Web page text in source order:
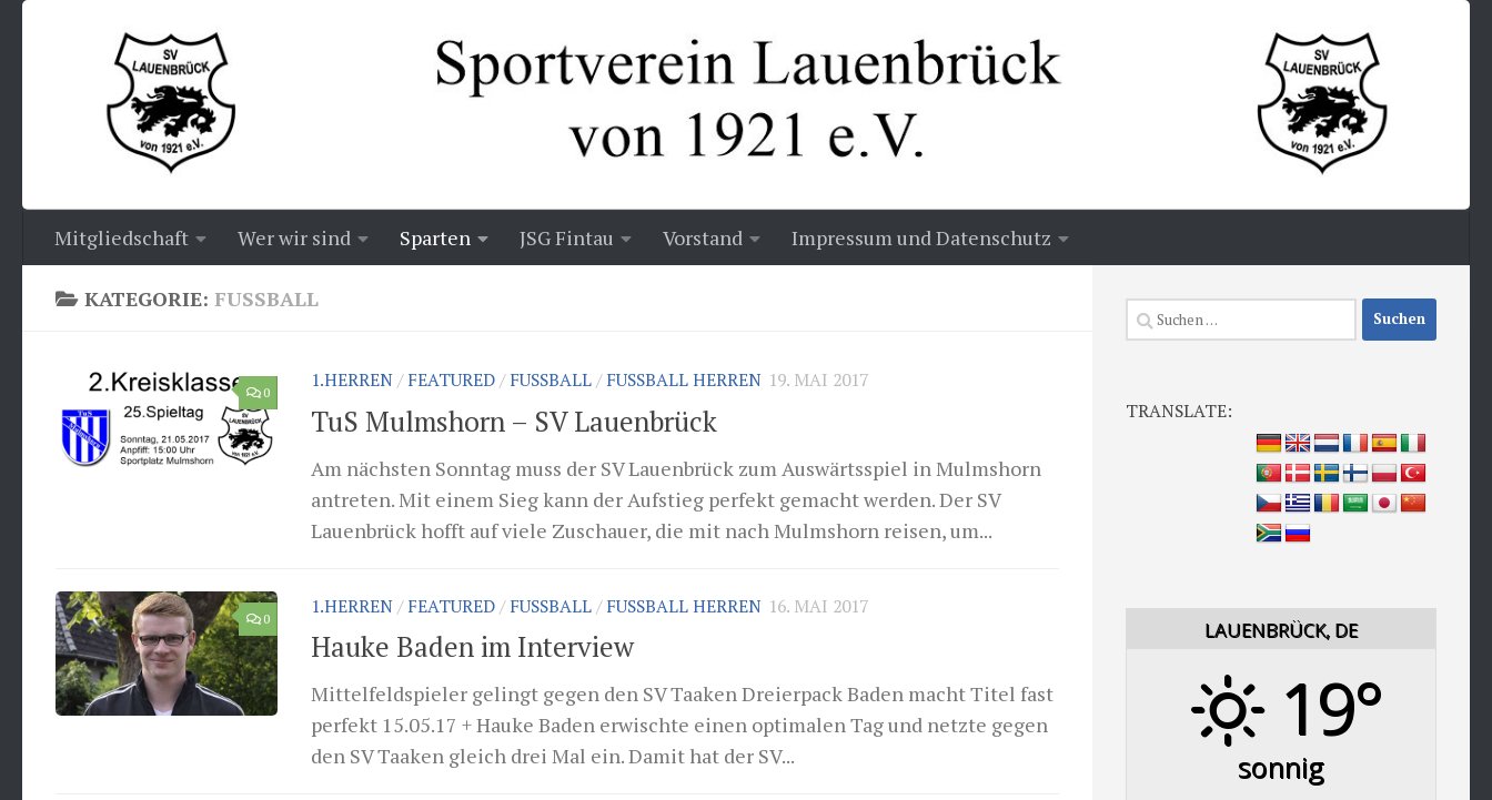
Zum Inhalt springen
Mitgliedschaft Wer wir sind Sparten JSG Fintau Vorstand Impressum und Datenschutz
KATEGORIE: FUSSBALL
0
1.HERREN/FEATURED/FUSSBALL/FUSSBALL HERREN 19. MAI 2017
TuS Mulmshorn – SV Lauenbrück
Am nächsten Sonntag muss der SV Lauenbrück zum Auswärtsspiel in Mulmshorn
antreten. Mit einem Sieg kann der Aufstieg perfekt gemacht werden. Der SV
Lauenbrück hofft auf viele Zuschauer, die mit nach Mulmshorn reisen, um...
0
1.HERREN/FEATURED/FUSSBALL/FUSSBALL HERREN 16. MAI 2017
Hauke Baden im Interview
Mittelfeldspieler gelingt gegen den SV Taaken Dreierpack Baden macht Titel fast
perfekt 15.05.17 + Hauke Baden erwischte einen optimalen Tag und netzte gegen
den SV Taaken gleich drei Mal ein. Damit hat der SV...
Suchen
nach:
TRANSLATE:
LAUENBRÜCK, DE
19°
sonnig